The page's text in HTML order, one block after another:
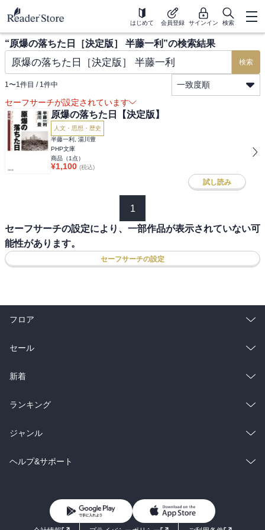
はじめて 会員登録 サインイン 検索
“原爆の落ちた日［決定版］ 半藤一利 ”の検索結果
検索
1〜1件目 / 1件中
一致度順
セーフサーチが設定されています
原爆の落ちた日【決定版】
人文・思想・歴史
半藤一利, 湯川豊
PHP文庫
商品（1 点）
¥1,100 (税込)
試し読み
1
セーフサーチの設定により、一部作品が表示されていない可
能性があります。
セーフサーチの設定
フロア
総合
ラノベ
雑誌・グラビア
BL・TL
セール
総合
ラノベ
雑誌・グラビア
BL・TL
新着
総合
ラノベ
雑誌・グラビア
ランキング
総合
ラノベ
ジャンル
コミック
ライトノベル 男子向けラノベ
ヘルプ&サポート
よくあるご質問
お問い合わせ